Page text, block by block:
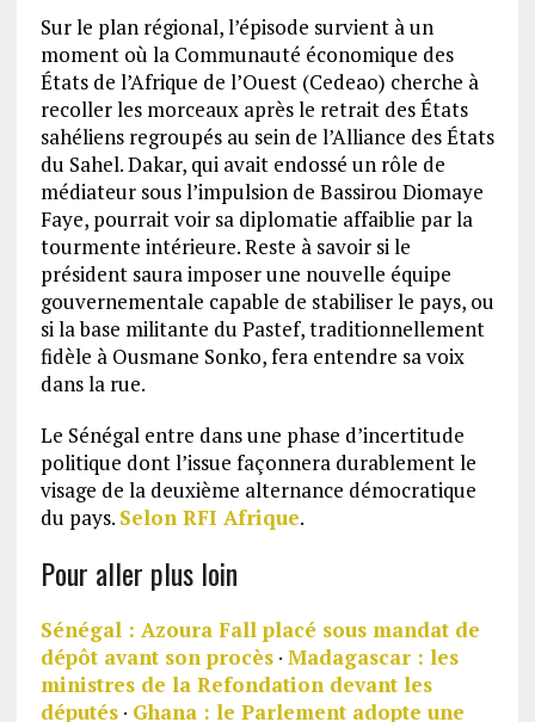
Sur le plan régional, l’épisode survient à un
moment où la Communauté économique des
États de l’Afrique de l’Ouest (Cedeao) cherche à
recoller les morceaux après le retrait des États
sahéliens regroupés au sein de l’Alliance des États
du Sahel. Dakar, qui avait endossé un rôle de
médiateur sous l’impulsion de Bassirou Diomaye
Faye, pourrait voir sa diplomatie affaiblie par la
tourmente intérieure. Reste à savoir si le
président saura imposer une nouvelle équipe
gouvernementale capable de stabiliser le pays, ou
si la base militante du Pastef, traditionnellement
fidèle à Ousmane Sonko, fera entendre sa voix
dans la rue.
Le Sénégal entre dans une phase d’incertitude
politique dont l’issue façonnera durablement le
visage de la deuxième alternance démocratique
du pays. Selon RFI Afrique.
Pour aller plus loin
Sénégal : Azoura Fall placé sous mandat de
dépôt avant son procès· Madagascar : les
ministres de la Refondation devant les
députés· Ghana : le Parlement adopte une